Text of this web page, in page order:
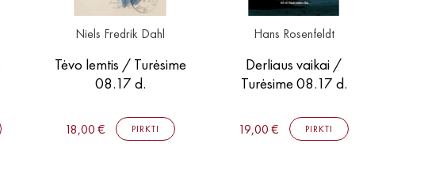
Niels Fredrik Dahl
Tėvo lemtis / Turėsime
08.17 d.
18,00 € PIRKTI
Hans Rosenfeldt
Derliaus vaikai /
Turėsime 08.17 d.
19,00 € PIRKTI